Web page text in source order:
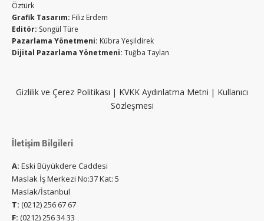
Öztürk
Grafik Tasarım: Filiz Erdem
Editör: Songül Türe
Pazarlama Yönetmeni: Kübra Yeşildirek
Dijital Pazarlama Yönetmeni: Tuğba Taylan
Gizlilik ve Çerez Politikası | KVKK Aydınlatma Metni | Kullanıcı
Sözleşmesi
İletişim Bilgileri
A: Eski Büyükdere Caddesi
Maslak İş Merkezi No:37 Kat: 5
Maslak/İstanbul
T: (0212) 256 67 67
F: (0212) 256 34 33